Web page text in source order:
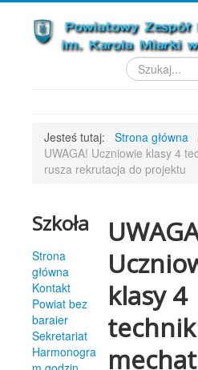
Szukaj...
Jesteś tutaj: Strona główna
UWAGA! Uczniowie klasy 4
rusza rekrutacja do projektu
Szkoła
Strona
główna
Kontakt
Powiat bez
baraier
Sekretariat
Harmonogra
klasy 4
technik